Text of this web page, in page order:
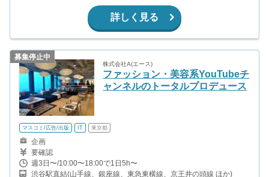
詳しく見る
募集停止中
株式会社A(エース)
ファッション・美容系YouTubeチ
ャンネルのトータルプロデュース
マスコミ/広告/出版 IT 東京都
企画
要確認
週3日〜/10:00〜18:00で1日5h〜
渋谷駅直結(山手線、銀座線、東急東横線、京王井の頭線 ほか)